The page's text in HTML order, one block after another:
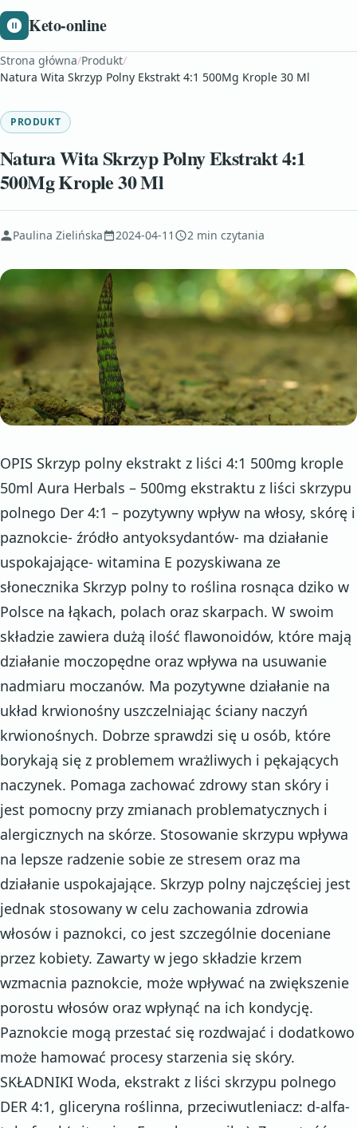
Keto-online
Strona główna/Produkt/
Natura Wita Skrzyp Polny Ekstrakt 4:1 500Mg Krople 30 Ml
PRODUKT
Natura Wita Skrzyp Polny Ekstrakt 4:1
500Mg Krople 30 Ml
Paulina Zielińska 2024-04-11 2 min czytania
OPIS Skrzyp polny ekstrakt z liści 4:1 500mg krople
50ml Aura Herbals – 500mg ekstraktu z liści skrzypu
polnego Der 4:1 – pozytywny wpływ na włosy, skórę i
paznokcie- źródło antyoksydantów- ma działanie
uspokajające- witamina E pozyskiwana ze
słonecznika Skrzyp polny to roślina rosnąca dziko w
Polsce na łąkach, polach oraz skarpach. W swoim
składzie zawiera dużą ilość flawonoidów, które mają
działanie moczopędne oraz wpływa na usuwanie
nadmiaru moczanów. Ma pozytywne działanie na
układ krwionośny uszczelniając ściany naczyń
krwionośnych. Dobrze sprawdzi się u osób, które
borykają się z problemem wrażliwych i pękających
naczynek. Pomaga zachować zdrowy stan skóry i
jest pomocny przy zmianach problematycznych i
alergicznych na skórze. Stosowanie skrzypu wpływa
na lepsze radzenie sobie ze stresem oraz ma
działanie uspokajające. Skrzyp polny najczęściej jest
jednak stosowany w celu zachowania zdrowia
włosów i paznokci, co jest szczególnie doceniane
przez kobiety. Zawarty w jego składzie krzem
wzmacnia paznokcie, może wpływać na zwiększenie
porostu włosów oraz wpłynąć na ich kondycję.
Paznokcie mogą przestać się rozdwajać i dodatkowo
może hamować procesy starzenia się skóry.
SKŁADNIKI Woda, ekstrakt z liści skrzypu polnego
DER 4:1, gliceryna roślinna, przeciwutleniacz: d-alfa-